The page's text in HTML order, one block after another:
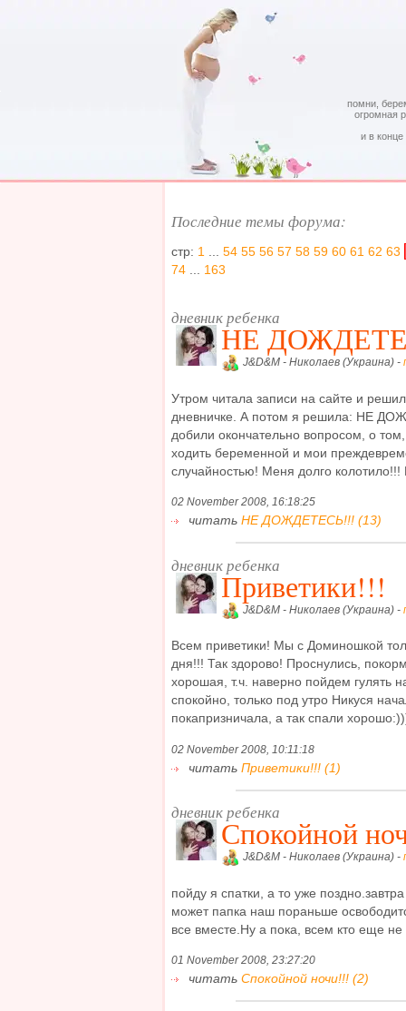
помни,
огромная
и в
Последние темы форума:
стр: 1 54 55 56 57 58 59 60 61 62 63
74
163
дневник ребенка
НЕ
J&D&M - Николаев (Украина) -
Утром читала записи на сайте и
дневничке. А потом я решила: НЕ
добили окончательно вопросом, о
ходить беременной и мои
случайностью! Меня долго колотило!!!
02 November 2008, 16:18:25
читать НЕ ДОЖДЕТЕСЬ!!! (13)
дневник ребенка
Приветики!!!
J&D&M - Николаев (Украина) -
Всем приветики! Мы с Доминошкой
дня!!! Так здорово! Проснулись,
хорошая, т.ч. наверно пойдем гулять
спокойно, только под утро Никуся
покапризничала, а так спали
02 November 2008, 10:11:18
читать Приветики!!! (1)
дневник ребенка
Спокойной
J&D&M - Николаев (Украина) -
пойду я спатки, а то уже
может папка наш пораньше
все вместе.Ну а пока, всем кто еще не
01 November 2008, 23:27:20
читать Спокойной ночи!!! (2)